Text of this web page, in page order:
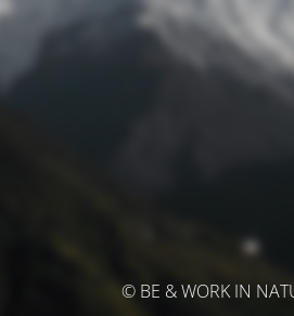
© BE & WORK IN